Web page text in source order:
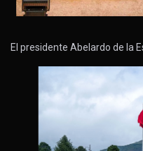
El presidente Abelardo de la